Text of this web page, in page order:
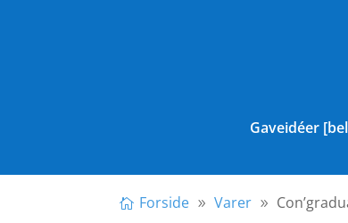
Gaveidéer
Forside Varer